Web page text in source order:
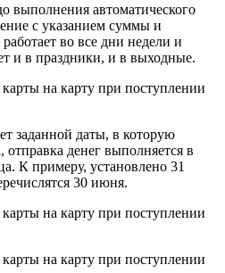
выполнения автоматического
с указанием суммы и
во все дни недели и
и в праздники, и в выходные.
заданной даты, в которую
отправка денег выполняется в
К примеру, установлено 31
30 июня.